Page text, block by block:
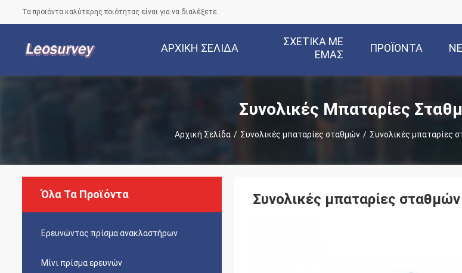
Τα προϊόντα καλύτερης ποιότητας είναι για να διαλέξετε
ΑΡΧΙΚΉ ΣΕΛΊΔΑ
ΣΧΕΤΙΚΆ ΜΕ
ΕΜΆΣ
ΠΡΟΪΌΝΤΑ
Συνολικές Μπαταρίες
Αρχική Σελίδα / Συνολικές μπαταρίες σταθμών / Συνολικές μπαταρίες
Όλα Τα Προϊόντα
Ερευνώντας πρίσμα ανακλαστήρων
Μίνι πρίσμα ερευνών
Συνολικές μπαταρίες